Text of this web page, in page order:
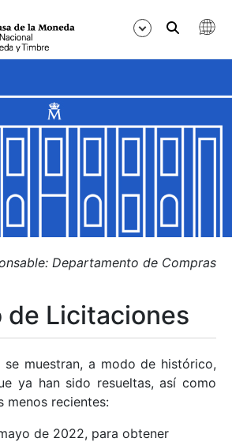
Departamento de Compras
de Licitaciones
se muestran, a modo de histórico,
ya han sido resueltas, así como
menos recientes:
de 2022, para obtener